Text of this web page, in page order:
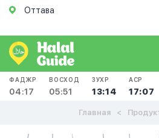
Оттава
ФАДЖР
04:17
ВОСХОД
05:51
ЗУХР
13:14
АСР
17:07
Главная